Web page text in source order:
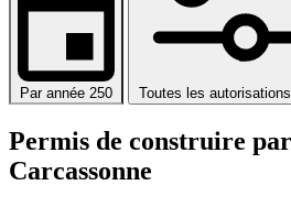
Par année 250 Toutes les autorisations
Permis de construire
Carcassonne